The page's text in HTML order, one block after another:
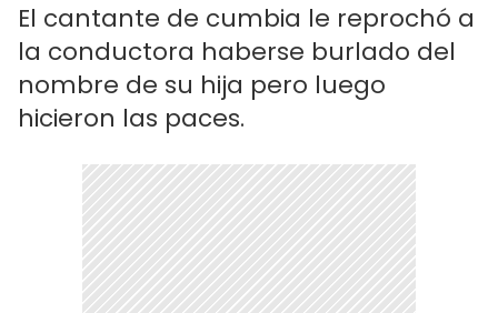
El cantante de cumbia le reprochó a
la conductora haberse burlado del
nombre de su hija pero luego
hicieron las paces.